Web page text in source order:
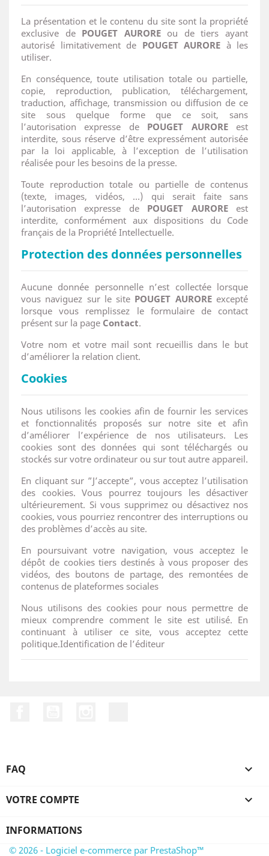
La présentation et le contenu du site sont la propriété
exclusive de POUGET AURORE ou de tiers ayant
autorisé limitativement de POUGET AURORE à les
utiliser.
En conséquence, toute utilisation totale ou partielle,
copie, reproduction, publication, téléchargement,
traduction, affichage, transmission ou diffusion de ce
site sous quelque forme que ce soit, sans
l’autorisation expresse de POUGET AUROREest
interdite, sous réserve d’être expressément autorisée
par la loi applicable, à l’exception de l’utilisation
réalisée pour les besoins de la presse.
Toute reproduction totale ou partielle de contenus
(texte, images, vidéos, …) qui serait faite sans
l’autorisation expresse de POUGET AUROREest
interdite, conformément aux dispositions du Code
français de la Propriété Intellectuelle.
Protection des données personnelles
Aucune donnée personnelle n’est collectée lorsque
vous naviguez sur le site POUGET AUROREexcepté
lorsque vous remplissez le formulaire de contact
présent sur la page Contact.
Votre nom et votre mail sont recueillis dans le but
d’améliorer la relation client.
Cookies
Nous utilisons les cookies afin de fournir les services
et fonctionnalités proposés sur notre site et afin
d’améliorer l’expérience de nos utilisateurs. Les
cookies sont des données qui sont téléchargés ou
stockés sur votre ordinateur ou sur tout autre appareil.
En cliquant sur ”J’accepte”, vous acceptez l’utilisation
des cookies. Vous pourrez toujours les désactiver
ultérieurement. Si vous supprimez ou désactivez nos
cookies, vous pourriez rencontrer des interruptions ou
des problèmes d’accès au site.
En poursuivant votre navigation, vous acceptez le
dépôt de cookies tiers destinés à vous proposer des
vidéos, des boutons de partage, des remontées de
contenus de plateformes sociales
Nous utilisons des cookies pour nous permettre de
mieux comprendre comment le site est utilisé. En
continuant à utiliser ce site, vous acceptez cette
politique.Identification de l’éditeur
FAQ 
VOTRE COMPTE 
INFORMATIONS
© 2026 - Logiciel e-commerce par PrestaShop™